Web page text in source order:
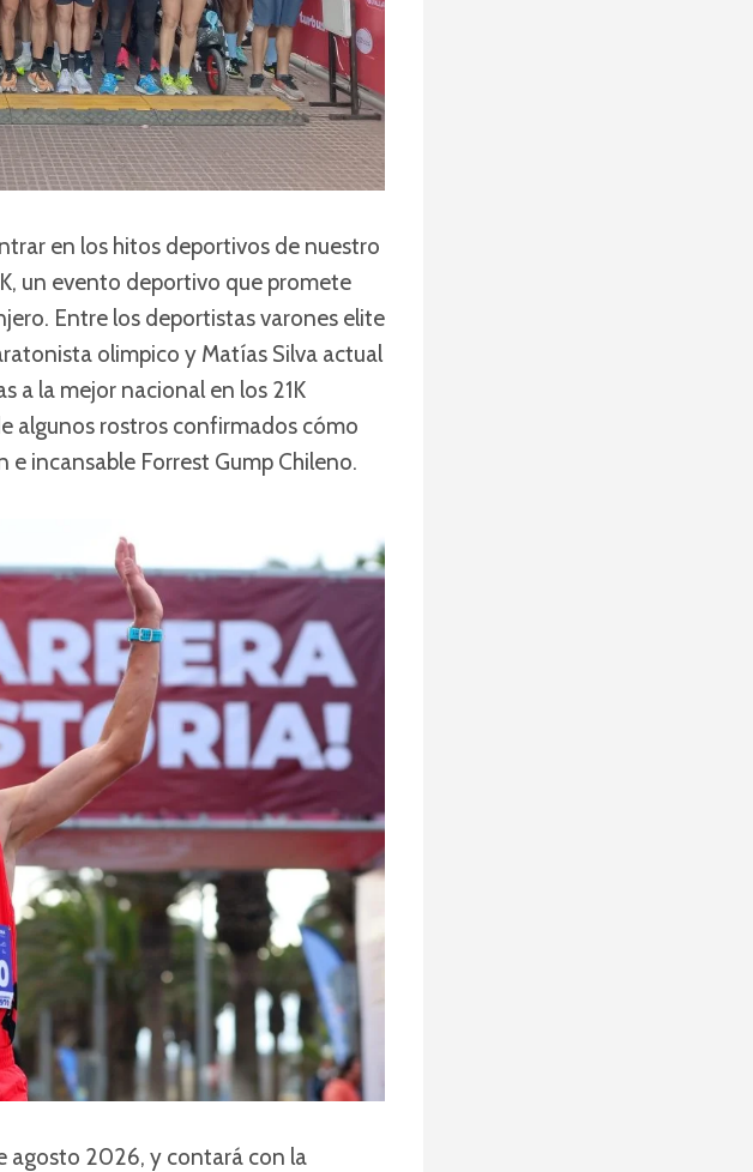
en los hitos deportivos de nuestro
un evento deportivo que promete
Entre los deportistas varones elite
olimpico y Matías Silva actual
a la mejor nacional en los 21K
algunos rostros confirmados cómo
incansable Forrest Gump Chileno.
agosto 2026, y contará con la